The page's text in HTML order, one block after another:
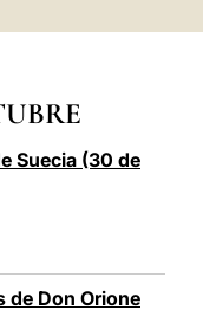
Suecia (30 de
de Don Orione